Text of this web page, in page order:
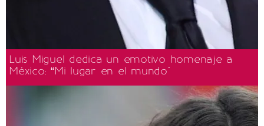
Luis Miguel dedica un emotivo homenaje a
México: “Mi lugar en el mundo"